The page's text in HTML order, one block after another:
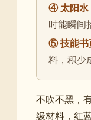
④ 太阳水
时能瞬间
⑤ 技能书
料，积少
不吹不黑，
级材料，红